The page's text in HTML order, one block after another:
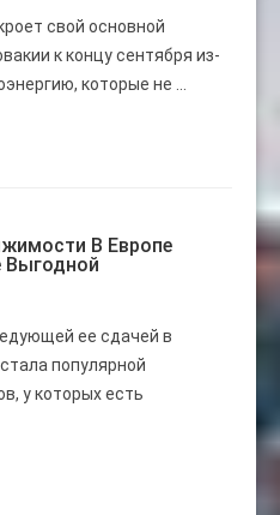
свой основной
к концу сентября из-
которые не ...
В Европе
Выгодной
ее сдачей в
популярной
у которых есть